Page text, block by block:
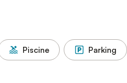
Piscine Parking